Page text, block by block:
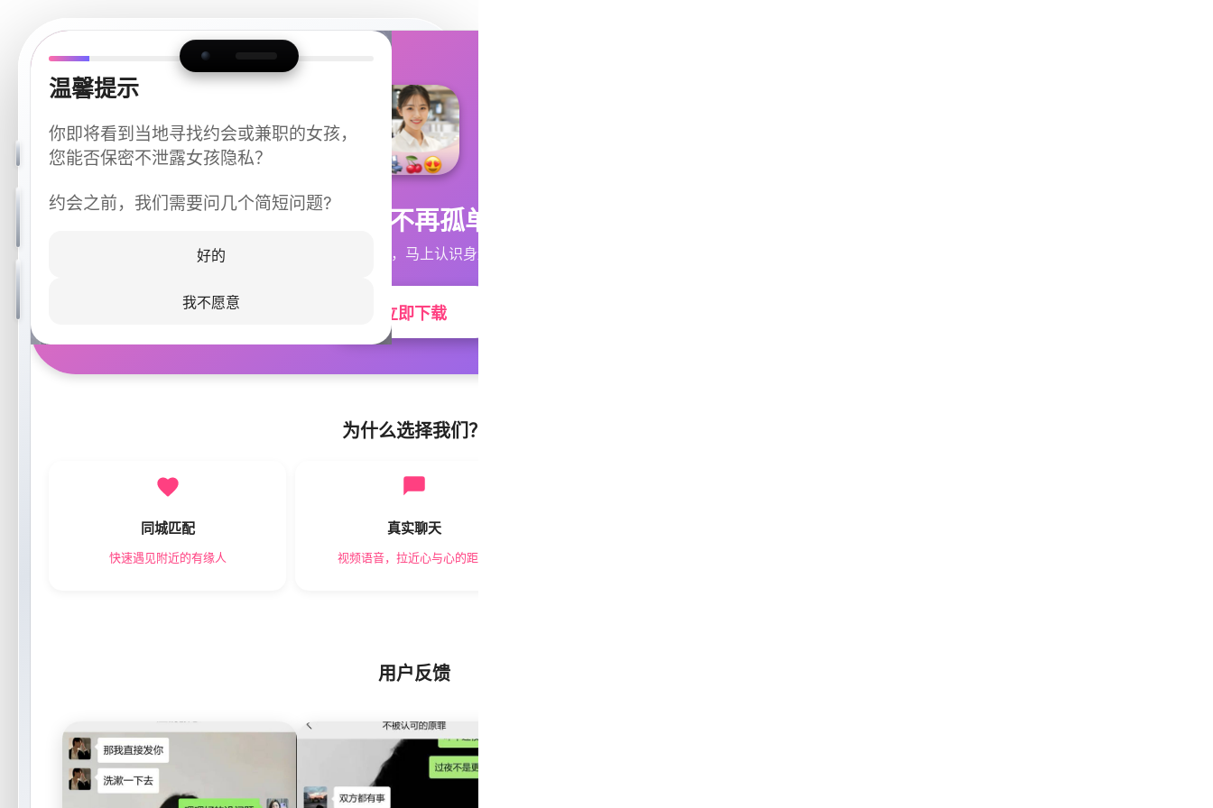
温馨提示
你即将看到当地寻找约会或兼职的女孩，
您能否保密不泄露女孩隐私？
约会之前，我们需要问几个简短问题?
好的
我不愿意
今晚不再孤单
同城快速匹配，马上认识身边的TA
立即下载
为什么选择我们？
同城匹配
快速遇见附近的有缘人
真实聊天
视频语音，拉近心与心的距离
用户反馈